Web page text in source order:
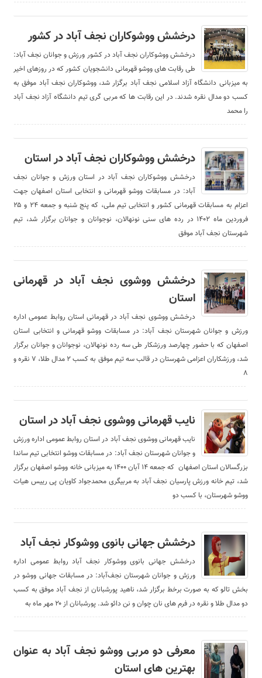
درخشش ووشوکاران نجف آباد در کشور
درخشش ووشوکاران نجف آباد در کشور ورزش و جوانان نجف آباد:
طی رقابت های ووشو قهرمانی دانشجویان کشور که در روزهای اخیر
به میزبانی دانشگاه آزاد اسلامی نجف آباد برگزار شد، ووشوکاران نجف آباد موفق به
کسب دو مدال نقره شدند. در این رقابت ها که مربی گری تیم دانشگاه آزاد نجف آباد
را محمد
درخشش ووشوکاران نجف آباد در استان
درخشش ووشوکاران نجف آباد در استان ورزش و جوانان نجف
آباد: در مسابقات ووشو قهرمانی و انتخابی استان اصفهان جهت
اعزام به مسابقات قهرمانی کشور و انتخابی تیم ملی، که پنج شنبه و جمعه ۲۴ و ۲۵
فروردین ماه ۱۴۰۲ در رده های سنی نونهالان، نوجوانان و جوانان برگزار شد، تیم
شهرستان نجف آباد موفق
درخشش ووشوی نجف آباد در قهرمانی
استان
درخشش ووشوی نجف آباد در قهرمانی استان روابط عمومی اداره
ورزش و جوانان شهرستان نجف آباد: در مسابقات ووشو قهرمانی و انتخابی استان
اصفهان که با حضور چهارصد ورزشکار طی سه رده نونهالان، نوجوانان و جوانان برگزار
شد، ورزشکاران اعزامی شهرستان در قالب سه تیم موفق به کسب ۲ مدال طلا، ۷ نقره و
۸
نایب قهرمانی ووشوی نجف آباد در استان
نایب قهرمانی ووشوی نجف آباد در استان روابط عمومی اداره ورزش
و جوانان شهرستان نجف آباد: در مسابقات ووشو انتخابی تیم ساندا
بزرگسالان استان اصفهان که جمعه ۱۴ آبان ۱۴۰۰ به میزبانی خانه ووشو اصفهان برگزار
شد، تیم خانه ورزش پارسیان نجف آباد به مربیگری محمدجواد کاویان پی رییس هیات
ووشو شهرستان، با کسب دو
درخشش جهانی بانوی ووشوکار نجف آباد
درخشش جهانی بانوی ووشوکار نجف آباد روابط عمومی اداره
ورزش و جوانان شهرستان نجف‌آباد: در مسابقات جهانی ووشو در
بخش تالو که به صورت برخط برگزار شد، ناهید پورشبانان از نجف آباد موفق به کسب
دو مدال طلا و نقره در فرم های نان چوان و نن دائو شد. پورشبانان از ۲۰ مهر ماه به
معرفی دو مربی ووشو نجف آباد به عنوان
بهترین های استان